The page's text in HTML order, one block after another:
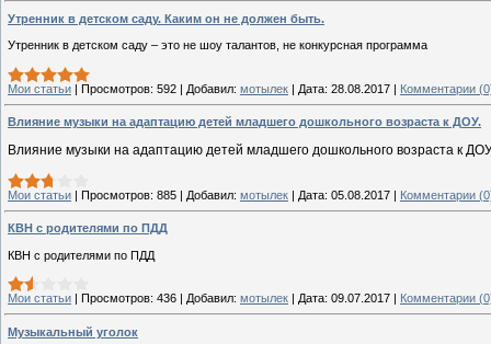
Утренник в детском саду. Каким он не должен быть.
Утренник в детском саду – это не шоу талантов, не конкурсная программа
Мои статьи | Просмотров: 592 | Добавил: мотылек | Дата: 28.08.2017 | Комментарии
Влияние музыки на адаптацию детей младшего дошкольного возраста к ДОУ.
Влияние музыки на адаптацию детей младшего дошкольного возраста к
Мои статьи | Просмотров: 885 | Добавил: мотылек | Дата: 05.08.2017 | Комментарии
КВН с родителями по ПДД
КВН с родителями по ПДД
Мои статьи Просмотров: 436 Добавил: мотылек Дата: 09.07.2017 Комментарии
Музыкальный уголок